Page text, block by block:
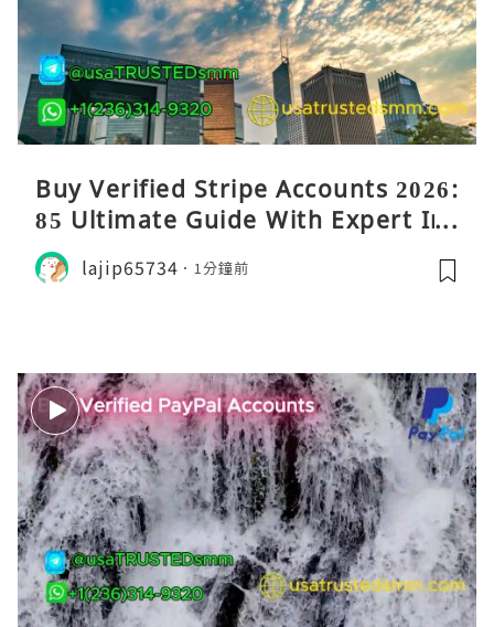
Buy Verified Stripe Accounts 2026:
85 Ultimate Guide With Expert Ins
ights
lajip65734 1分鐘前